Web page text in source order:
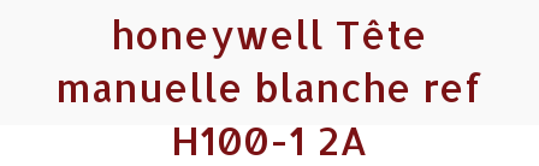
honeywell Tête
manuelle blanche ref
H100-1 2A